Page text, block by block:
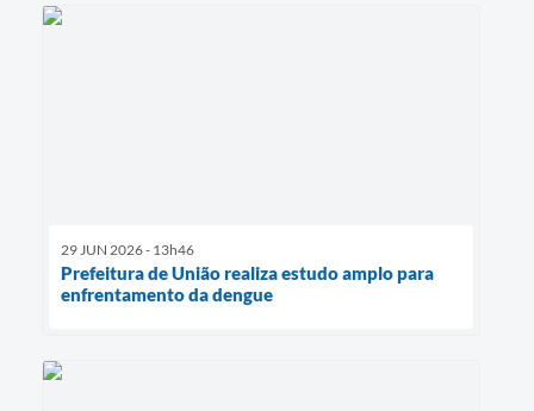
29 JUN 2026 - 13h46
Prefeitura de União realiza estudo amplo para
enfrentamento da dengue